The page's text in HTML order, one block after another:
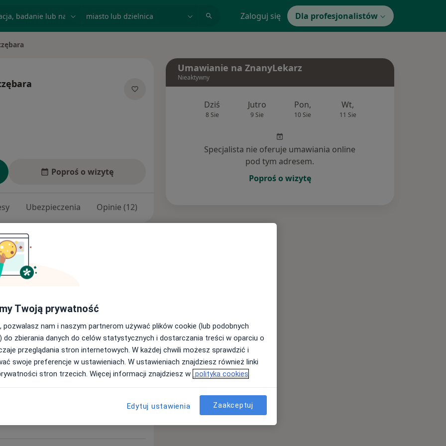
Zaloguj się Dla profesjonalistów
Poproś o wizytę
Ubezpieczenia Opinie (12)
Zapalenie prostaty
Umawianie na ZnanyLekarz
Nieaktywny
Dziś
8 Sie
Jutro
9 Sie
Pon,
10 Sie
Wt,
11 Sie
Specjalista nie oferuje umawiania online
pod tym adresem.
Poproś o wizytę
Twoją prywatność
pozwalasz nam i naszym partnerom używać plików cookie (lub podobnych
do zbierania danych do celów statystycznych i dostarczania treści w oparciu o
przeglądania stron internetowych. W każdej chwili możesz sprawdzić i
swoje preferencje w ustawieniach. W ustawieniach znajdziesz również linki
stron trzecich. Więcej informacji znajdziesz w polityka cookies
Edytuj ustawienia Zaakceptuj